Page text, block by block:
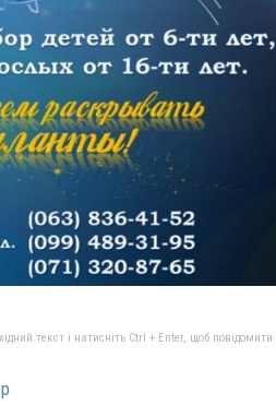
текст і натисніть Ctrl + Enter, щоб